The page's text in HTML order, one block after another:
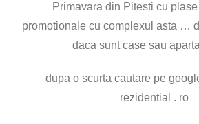
Primavara din Pitesti cu
promotionale cu complexul asta …
daca sunt case sau
dupa o scurta cautare pe
rezidential . ro